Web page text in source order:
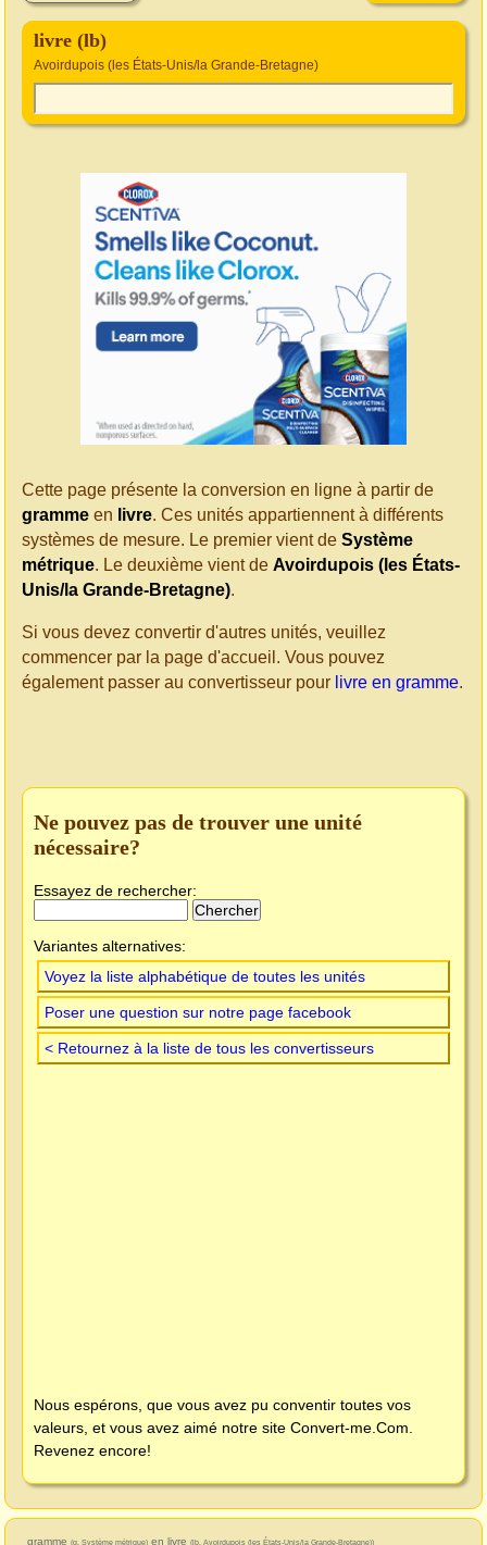
livre (lb)
Avoirdupois (les États-Unis/la Grande-Bretagne)
Cette page présente la conversion en ligne à partir de
gramme en livre. Ces unités appartiennent à différents
systèmes de mesure. Le premier vient de Système
métrique. Le deuxième vient de Avoirdupois (les États-
Unis/la Grande-Bretagne).
Si vous devez convertir d'autres unités, veuillez
commencer par la page d'accueil. Vous pouvez
également passer au convertisseur pour livre en gramme.
Ne pouvez pas de trouver une unité
nécessaire?
Essayez de rechercher:
Variantes alternatives:
Voyez la liste alphabétique de toutes les unités
Poser une question sur notre page facebook
< Retournez à la liste de tous les convertisseurs
Nous espérons, que vous avez pu conventir toutes vos
valeurs, et vous avez aimé notre site Convert-me.Com
Revenez encore!
gramme (g, Système métrique) en livre (lb, Avoirdupois (les États-Unis/la Grande-Bretagne))